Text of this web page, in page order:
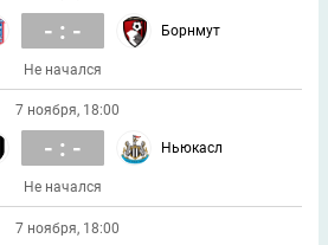
- : - Борнмут
Не начался
7 ноября, 18:00
- : - Ньюкасл
Не начался
7 ноября, 18:00